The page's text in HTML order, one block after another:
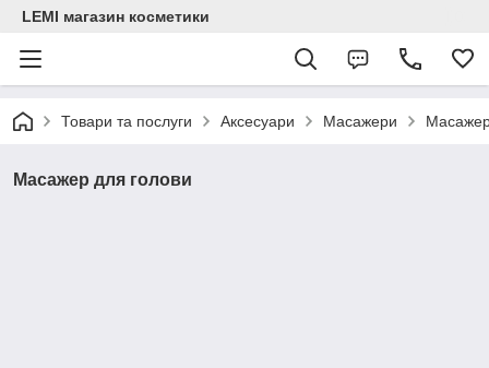
LEMI магазин косметики
Товари та послуги Аксесуари Масажери
Масажер для голови